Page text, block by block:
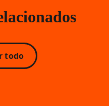
todo